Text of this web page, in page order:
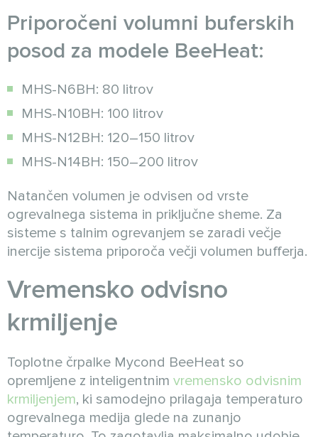
Priporočeni volumni buferskih
posod za modele BeeHeat:
MHS-N6BH: 80 litrov
MHS-N10BH: 100 litrov
MHS-N12BH: 120–150 litrov
MHS-N14BH: 150–200 litrov
Natančen volumen je odvisen od vrste
ogrevalnega sistema in priključne sheme. Za
sisteme s talnim ogrevanjem se zaradi večje
inercije sistema priporoča večji volumen bufferja.
Vremensko odvisno
krmiljenje
Toplotne črpalke Mycond BeeHeat so
opremljene z inteligentnim vremensko odvisnim
krmiljenjem, ki samodejno prilagaja temperaturo
ogrevalnega medija glede na zunanjo